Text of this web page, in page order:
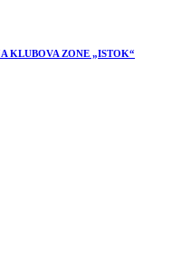
KLUBOVA ZONE „ISTOK“